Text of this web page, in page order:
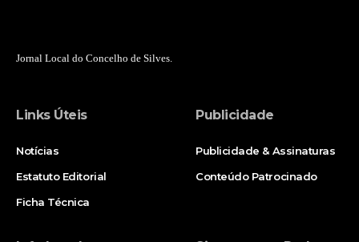
Jornal Local do Concelho de Silves.
Links Úteis
Notícias
Estatuto Editorial
Ficha Técnica
Publicidade
Publicidade & Assinaturas
Conteúdo Patrocinado